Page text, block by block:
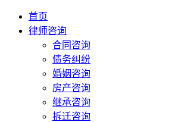
首页
律师咨询
合同咨询
债务纠纷
婚姻咨询
房产咨询
继承咨询
拆迁咨询